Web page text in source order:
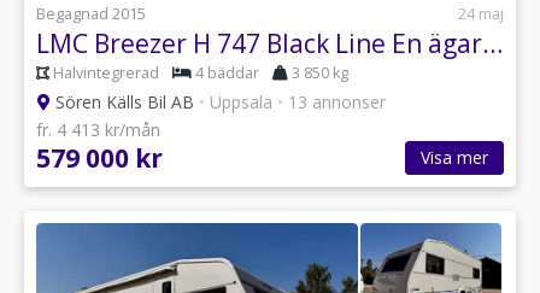
Begagnad 2015 24 maj
LMC Breezer H 747 Black Line En ägare.Alde.Taksäng.Långbädd
Halvintegrerad 4 bäddar 3 850 kg
Sören Källs Bil AB • Uppsala • 13 annonser
fr. 4 413 kr/mån
579 000 kr Visa mer